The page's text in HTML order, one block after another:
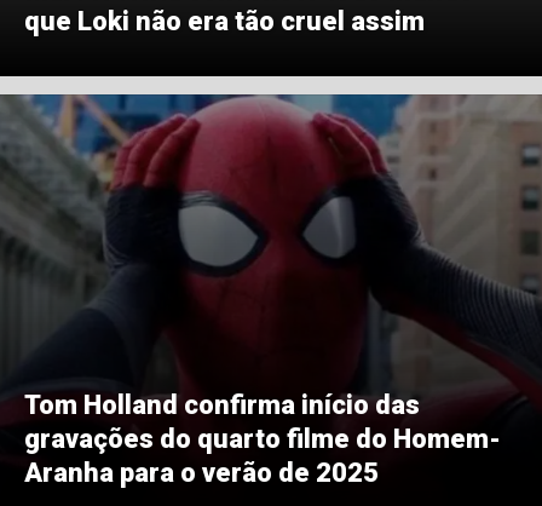
que Loki não era tão cruel assim
Tom Holland confirma início das
gravações do quarto filme do Homem-
Aranha para o verão de 2025